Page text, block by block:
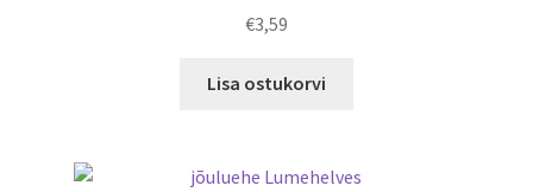
€3,59
Lisa ostukorvi